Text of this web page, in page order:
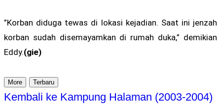
”Korban diduga tewas di lokasi kejadian. Saat ini jenzah
korban sudah disemayamkan di rumah duka,” demikian
Eddy.(gie)
More Terbaru
Kembali ke Kampung Halaman (2003-2004)